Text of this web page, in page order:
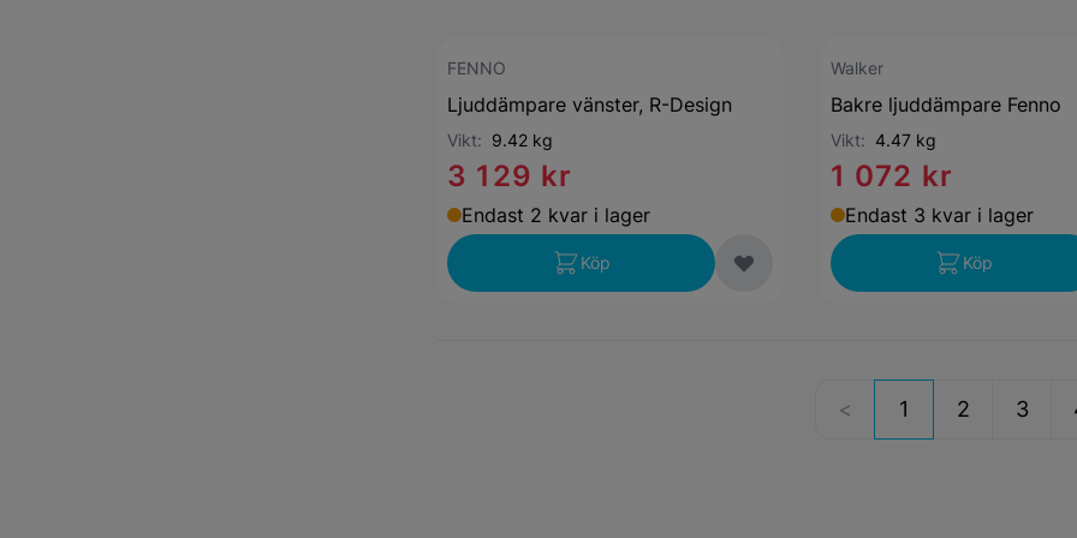
FENNO
Ljuddämpare vänster, R-Design
Vikt: 9.42 kg
3 129 kr
Endast 2 kvar i lager
Köp
Walker
Bakre ljuddämpare Fenno
Vikt: 4.47 kg
1 072 kr
Endast 3 kvar i lager
Köp
1 2 3